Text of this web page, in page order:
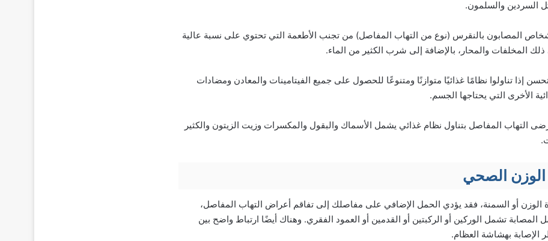
السردين والسلمون.
المصابون بالنقرس (نوع من التهاب المفاصل) من تجنب الأطعمة التي تحتوي على نسبة عالية
ذلك المخلفات والمحار، بالإضافة إلى شرب الكثير من الماء.
إذا تناولوا نظامًا غذائيًا متوازنًا ومتنوعًا للحصول على جميع الفيتامينات والمعادن ومضادات
الأخرى التي يحتاجها الجسم.
التهاب المفاصل بتناول نظام غذائي ​​يشمل الأسماك والبقول والمكسرات وزيت الزيتون والكثير
الصحي
الوزن أو السمنة، فقد يؤدي الحمل الإضافي على مفاصلك إلى تفاقم أعراض التهاب المفاصل،
المصابة تشمل الوركين أو الركبتين أو القدمين أو العمود الفقري. وهناك أيضًا ارتباط واضح بين
الإصابة بهشاشة العظام.